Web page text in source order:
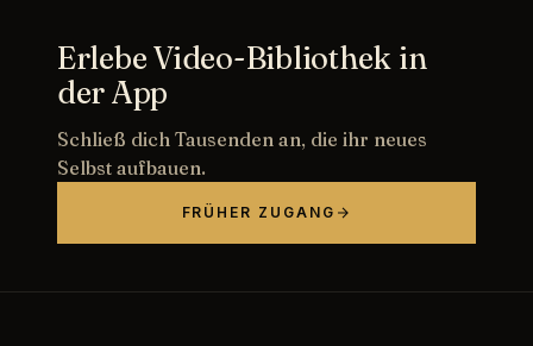
Erlebe Video-Bibliothek in
der App
Schließ dich Tausenden an, die ihr neues
Selbst aufbauen.
FRÜHER ZUGANG